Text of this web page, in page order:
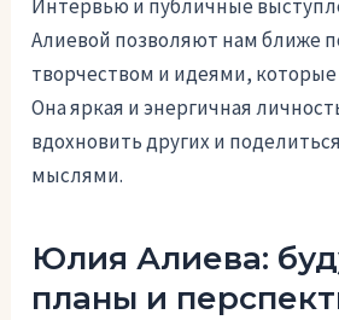
Интервью и публичные
Алиевой позволяют нам ближе
творчеством и идеями, которые
Она яркая и энергичная
вдохновить других и
мыслями.
Юлия Алиева:
планы и